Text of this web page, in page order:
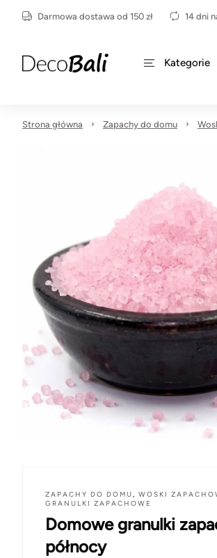
Darmowa dostawa od 150 zł 14 dni
Kategorie
Strona główna Zapachy do domu
ZAPACHY DO DOMU, WOSKI
GRANULKI ZAPACHOWE
Domowe granulki
północy